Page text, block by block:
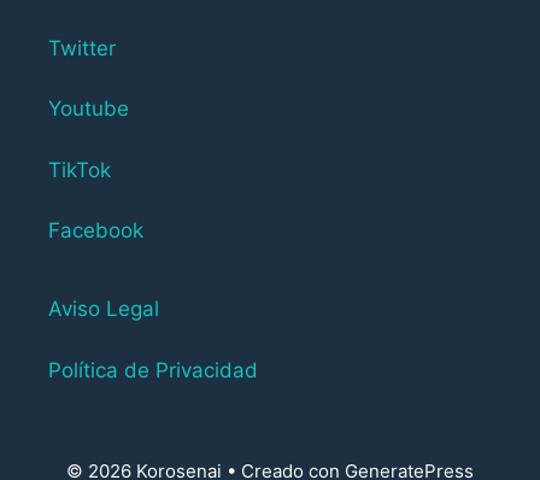
Twitter
Youtube
TikTok
Facebook
Aviso Legal
Política de Privacidad
© 2026 Korosenai • Creado con GeneratePress